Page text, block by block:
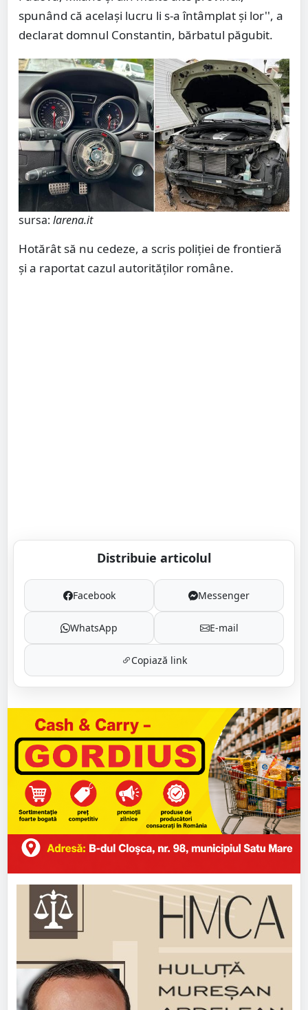
spunând că același lucru li s-a întâmplat și lor'', a
declarat domnul Constantin, bărbatul păgubit.
sursa: larena.it
Hotărât să nu cedeze, a scris poliției de frontieră
și a raportat cazul autorităților române.
Distribuie articolul
Facebook Messenger
WhatsApp E-mail
Copiază link